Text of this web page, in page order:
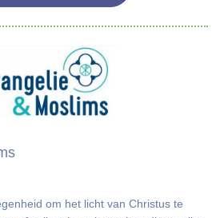
om het licht van Christus te